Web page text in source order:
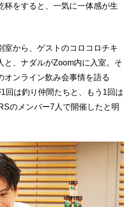
杯をすると、一気に一体感が生
室から、ゲストのコロコロチキ
と、ナダルがZoom内に入室。そ
オンライン飲み会事情を語る
回は釣り仲間たちと、もう1回は
のメンバー7人で開催したと明